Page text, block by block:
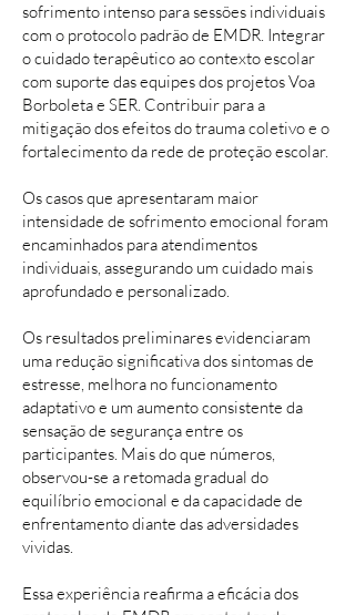
sofrimento intenso para sessões individuais
com o protocolo padrão de EMDR. Integrar
o cuidado terapêutico ao contexto escolar
com suporte das equipes dos projetos Voa
Borboleta e SER. Contribuir para a
mitigação dos efeitos do trauma coletivo e o
fortalecimento da rede de proteção escolar.
Os casos que apresentaram maior
intensidade de sofrimento emocional foram
encaminhados para atendimentos
individuais, assegurando um cuidado mais
aprofundado e personalizado.
Os resultados preliminares evidenciaram
uma redução significativa dos sintomas de
estresse, melhora no funcionamento
adaptativo e um aumento consistente da
sensação de segurança entre os
participantes. Mais do que números,
observou-se a retomada gradual do
equilíbrio emocional e da capacidade de
enfrentamento diante das adversidades
vividas.
Essa experiência reafirma a eficácia dos